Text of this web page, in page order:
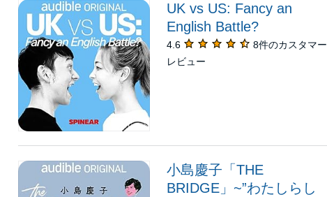
UK vs US: Fancy an
English Battle?
4.6
8件のカスタマー
レビュー
小島慶子「THE
BRIDGE」~”わたしらし